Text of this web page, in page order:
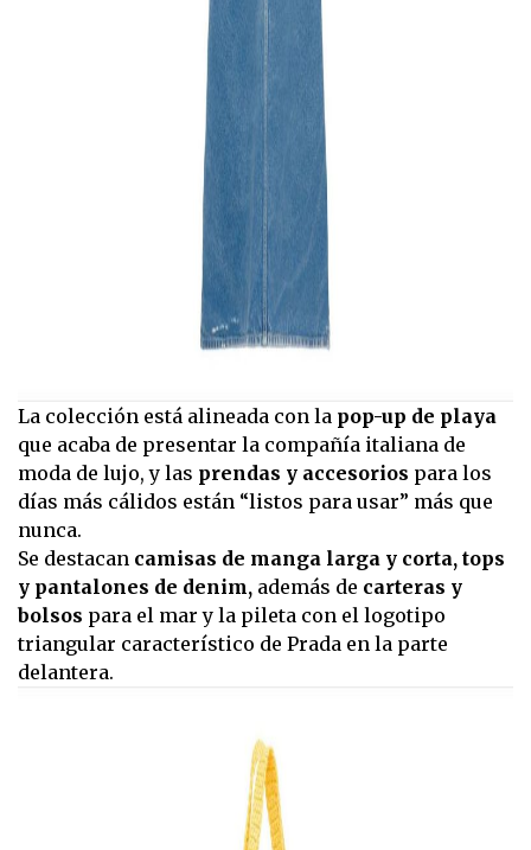
La colección está alineada con la pop-up de playa
que acaba de presentar la compañía italiana de
moda de lujo, y las prendas y accesorios para los
días más cálidos están “listos para usar” más que
nunca.
Se destacan camisas de manga larga y corta, tops
y pantalones de denim, además de carteras y
bolsos para el mar y la pileta con el logotipo
triangular característico de Prada en la parte
delantera.